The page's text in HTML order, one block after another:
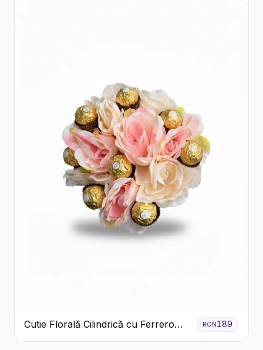
Cutie Florală Cilindrică cu Ferrero
Rocher și Trandafiri Pastel
RON189